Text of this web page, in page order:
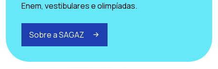
Enem, vestibulares e olimpíadas.
Sobre a SAGAZ